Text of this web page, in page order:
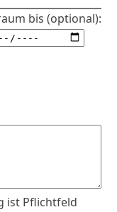
bis (optional):
ist Pflichtfeld